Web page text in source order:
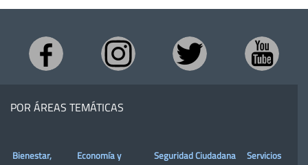
POR ÁREAS TEMÁTICAS
Bienestar,
Economía y
Seguridad Ciudadana
Servicios